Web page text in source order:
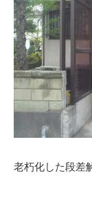
老朽化した段差